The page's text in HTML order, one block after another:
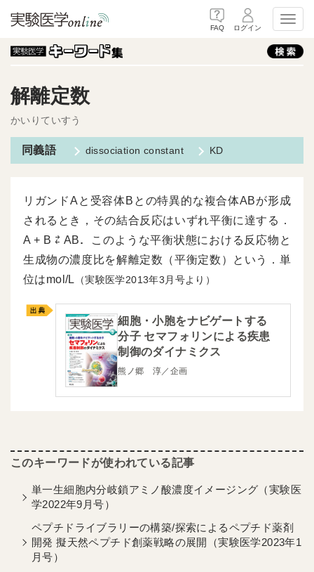
FAQ ログイン
解離定数
かいりていすう
dissociation constant KD
リガンドAと受容体Bとの特異的な複合体ABが形成
されるとき，その結合反応はいずれ平衡に達する．
A + B ⇄ AB．このような平衡状態における反応物と
生成物の濃度比を解離定数（平衡定数）という．単
位はmol/L
（実験医学2013年3月号より）
細胞・小胞をナビゲートする
分子 セマフォリンによる疾患
制御のダイナミクス
熊ノ郷 淳／企画
単一生細胞内分岐鎖アミノ酸濃度イメージング（実験医
学2022年9月号）
ペプチドライブラリーの構築/探索によるペプチド薬剤
開発 擬天然ペプチド創薬戦略の展開（実験医学2023年1
月号）